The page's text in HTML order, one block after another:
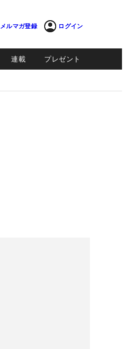
メルマガ登録 ログイン
連載 プレゼント